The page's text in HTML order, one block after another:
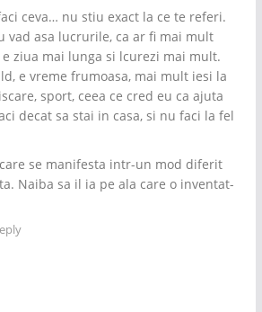
ceva… nu stiu exact la ce te referi.
vad asa lucrurile, ca ar fi mai mult
e ziua mai lunga si lcurezi mai mult.
e vreme frumoasa, mai mult iesi la
sport, ceea ce cred eu ca ajuta
decat sa stai in casa, si nu faci la fel
se manifesta intr-un mod diferit
Naiba sa il ia pe ala care o inventat-